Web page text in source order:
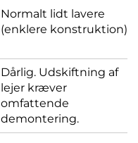
Normalt lidt lavere
(enklere konstruktion).
Dårlig. Udskiftning af
lejer kræver
omfattende
demontering.